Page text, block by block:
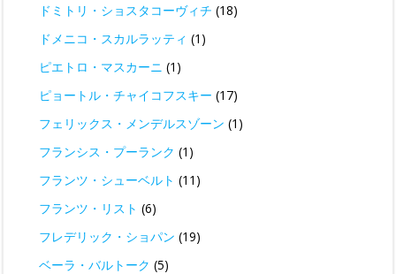
ドミトリ・ショスタコーヴィチ (18)
ドメニコ・スカルラッティ (1)
ピエトロ・マスカーニ (1)
ピョートル・チャイコフスキー (17)
フェリックス・メンデルスゾーン (1)
フランシス・プーランク (1)
フランツ・シューベルト (11)
フランツ・リスト (6)
フレデリック・ショパン (19)
ベーラ・バルトーク (5)